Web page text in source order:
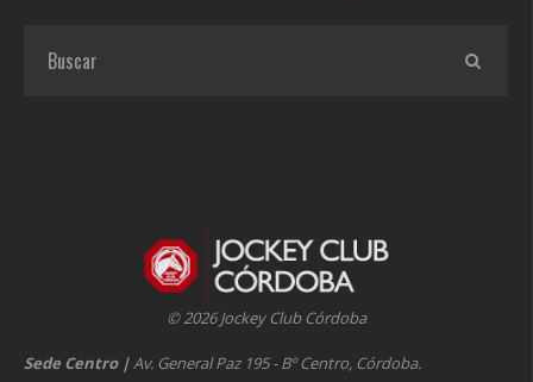
© 2026 Jockey Club Córdoba
Sede Centro |Av. General Paz 195 - Bº Centro, Córdoba.